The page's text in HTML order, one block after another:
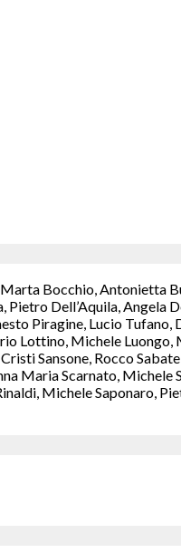
Bocchio, Antonietta
Dell’Aquila, Angela
Piragine, Lucio
Lottino, Michele
Sansone, Rocco
Maria Scarnato,
Michele Saponaro,